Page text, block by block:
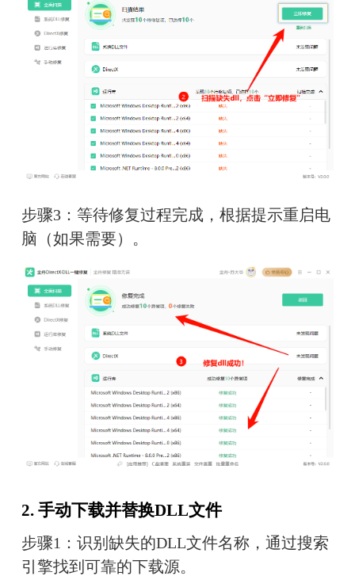
步骤3：等待修复过程完成，根据提示重启电
脑（如果需要）。
2. 手动下载并替换DLL文件
步骤1：识别缺失的DLL文件名称，通过搜索
引擎找到可靠的下载源。